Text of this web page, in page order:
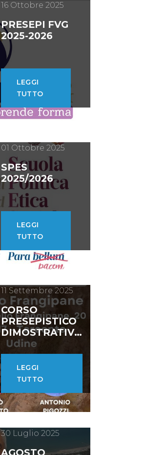
16 Ottobre 2025
PRESEPI FVG
2025-2026
LEGGI
TUTTO
01 Ottobre 2025
SPES
2025/2026
LEGGI
TUTTO
11 Settembre 2025
CORSO
PRESEPISTICO
DIMOSTRATIVO
E PRATICO
LEGGI
TUTTO
30 Luglio 2025
AGOSTO